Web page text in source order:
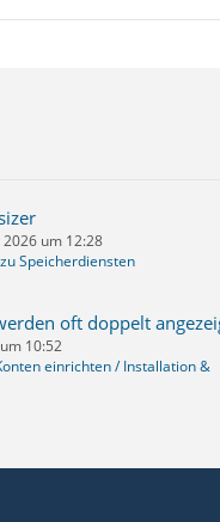
um 12:28
Speicherdiensten
oft doppelt
10:52
einrichten / Installation &